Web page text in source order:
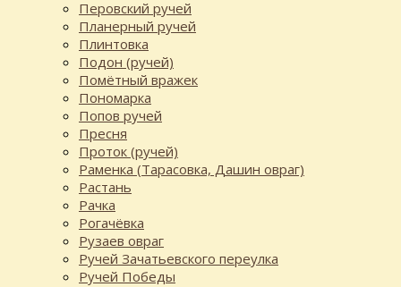
Перовский ручей
Планерный ручей
Плинтовка
Подон (ручей)
Помётный вражек
Пономарка
Попов ручей
Пресня
Проток (ручей)
Раменка (Тарасовка, Дашин овраг)
Растань
Рачка
Рогачёвка
Рузаев овраг
Ручей Зачатьевского переулка
Ручей Победы